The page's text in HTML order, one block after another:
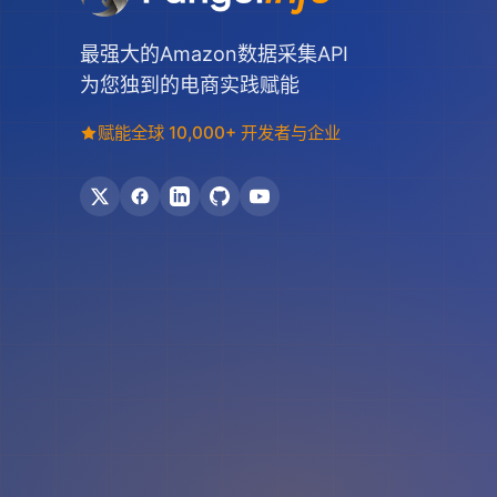
最强大的Amazon数据采集API
为您独到的电商实践赋能
赋能全球 10,000+ 开发者与企业